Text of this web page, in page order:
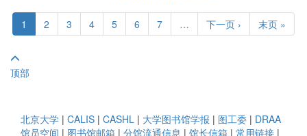
1 2 3 4 5 6 7 … 下一页 › 末页 »
顶部
北京大学 | CALIS | CASHL | 大学图书馆学报 | 图工委 | DRAA
馆员空间 | 图书馆邮箱 | 分馆流通信息 | 馆长信箱 | 常用链接 |